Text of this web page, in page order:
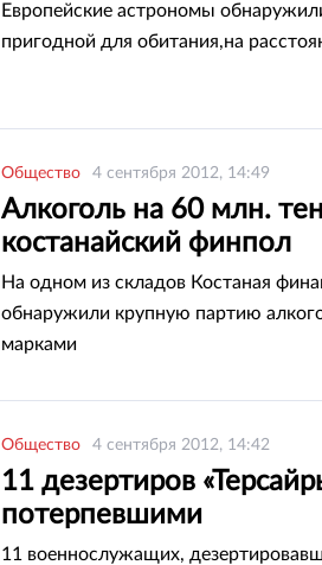
Европейские астрономы
пригодной для обитания,на
Общество 4 сентября 2012, 14:49
Алкоголь на 60 млн.
костанайский финпол
На одном из складов Костаная
обнаружили крупную партию
марками
Общество 4 сентября 2012, 14:42
11 дезертиров
потерпевшими
11 военнослужащих,